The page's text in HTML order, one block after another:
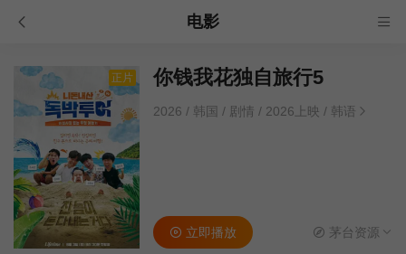
电影
正片 你钱我花独自旅行5
2026 / 韩国 / 剧情 / 2026上映 / 韩语
立即播放 茅台资源